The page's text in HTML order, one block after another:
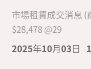
市場租賃成交消息 (
$28,478 @29
2025年10月03日